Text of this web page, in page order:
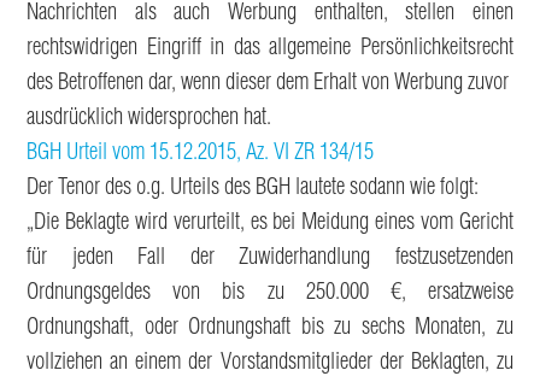
Nachrichten als auch Werbung enthalten, stellen einen
rechtswidrigen Eingriff in das allgemeine Persönlichkeitsrecht
des Betroffenen dar, wenn dieser dem Erhalt von Werbung zuvor
ausdrücklich widersprochen hat.
BGH Urteil vom 15.12.2015, Az. VI ZR 134/15
Der Tenor des o.g. Urteils des BGH lautete sodann wie folgt:
„Die Beklagte wird verurteilt, es bei Meidung eines vom Gericht
für jeden Fall der Zuwiderhandlung festzusetzenden
Ordnungsgeldes von bis zu 250.000 €, ersatzweise
Ordnungshaft, oder Ordnungshaft bis zu sechs Monaten, zu
vollziehen an einem der Vorstandsmitglieder der Beklagten, zu